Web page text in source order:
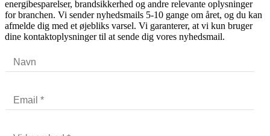
energibesparelser, brandsikkerhed og andre relevante oplysninger
for branchen. Vi sender nyhedsmails 5-10 gange om året, og du kan
afmelde dig med et øjebliks varsel. Vi garanterer, at vi kun bruger
dine kontaktoplysninger til at sende dig vores nyhedsmail.